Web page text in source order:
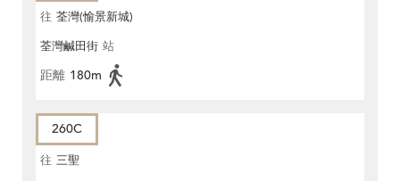
往 荃灣(愉景新城)
荃灣鹹田街 站
距離 180m
260C
往 三聖